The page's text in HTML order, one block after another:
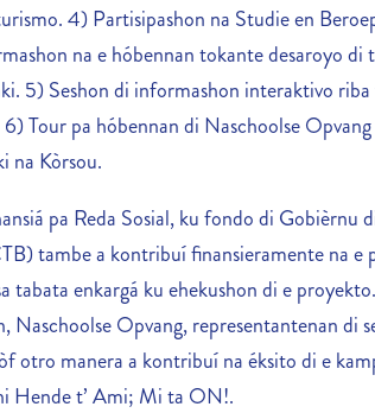
4) Partisipashon na Studie en
na e hóbennan tokante desaroyo
5) Seshon di informashon interaktivo
Tour pa hóbennan di Naschoolse
na Kòrsou.
pa Reda Sosial, ku fondo di Gobièrnu
tambe a kontribuí finansieramente na e
tabata enkargá ku ehekushon di e
Naschoolse Opvang, representantenan di
otro manera a kontribuí na éksito di e
Hende t’ Ami; Mi ta ON!.